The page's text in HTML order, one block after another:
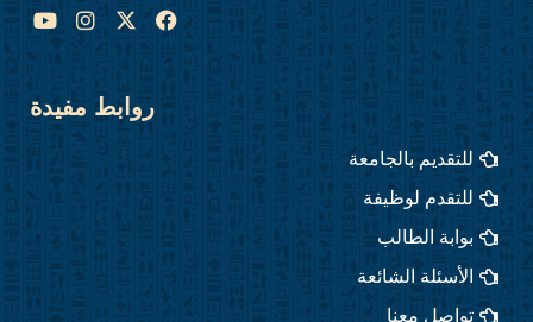
F
a
e
I
n
g
Y
o
u
b
e
روابط مفيدة
للتقديم بالجامعة
للتقدم لوظيفة
بوابة الطالب
الأسئلة الشائعة
تواصل معنا